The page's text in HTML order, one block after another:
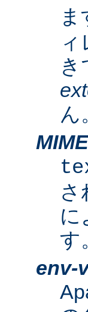
ま
ィ
き
ん
さ
に
す
env-